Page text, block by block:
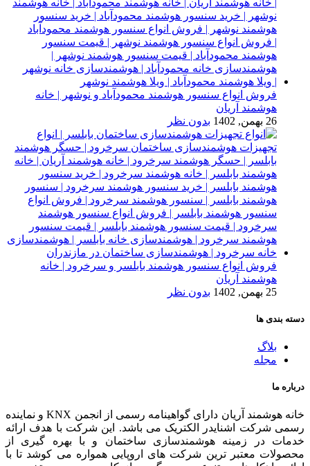
فروش انواع سنسور هوشمند محمودآباد و نوشهر | خانه
هوشمند آریان
26 بهمن, 1402
بدون نظر
فروش انواع سنسور هوشمند بابلسر و سرخرود | خانه
هوشمند آریان
25 بهمن, 1402
بدون نظر
دسته بندی ها
بلاگ
مجله
درباره ما
خانه هوشمند آریان دارای گواهینامه رسمی از انجمن KNX و نماینده
رسمی شرکت اشنایدر الکتریک می باشد. این شرکت با هدف ارائه
خدمات در زمینه هوشمندسازی ساختمان و با بهره گیری از
محصولات معتبر ترین شرکت های اروپایی همواره می کوشد تا با